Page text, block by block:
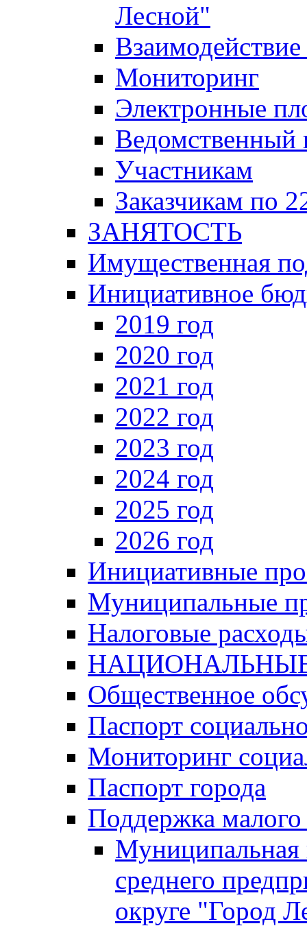
Лесной"
Мониторинг
Электронные
Ведомственный
Участникам
Заказчикам по
ЗАНЯТОСТЬ
Имущественная
Инициативное
2019 год
2020 год
2021 год
2022 год
2023 год
2024 год
2025 год
2026 год
Инициативные
Муниципальные
Налоговые
Общественное
Паспорт
Мониторинг
Паспорт города
Поддержка малого
Муниципальная
среднего
округе "Город